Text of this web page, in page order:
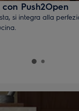
Push2Open
si integra alla